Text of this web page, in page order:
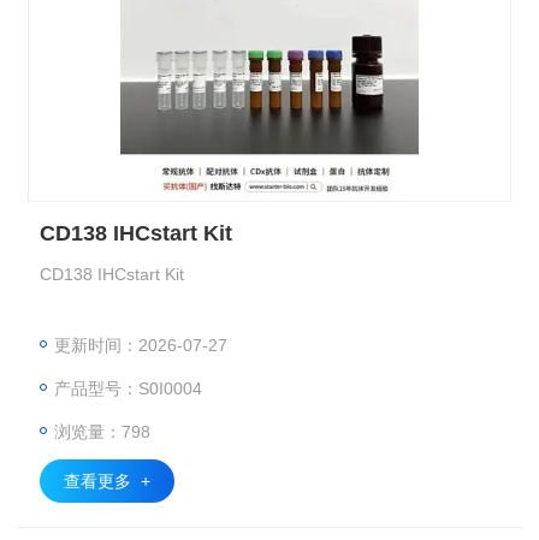
CD138 IHCstart Kit
CD138 IHCstart Kit
更新时间：2026-07-27
产品型号：S0I0004
浏览量：798
查看更多 +